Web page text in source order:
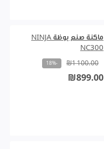
ماكنة صنع بوظة NINJA
NC300
₪1 100.00
-18%
₪899.00